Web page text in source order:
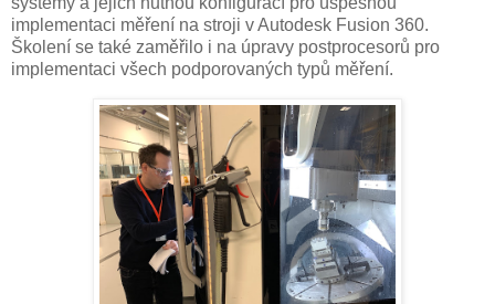
implementaci měření na stroji v Autodesk Fusion 360.
Školení se také zaměřilo i na úpravy postprocesorů pro
implementaci všech podporovaných typů měření.